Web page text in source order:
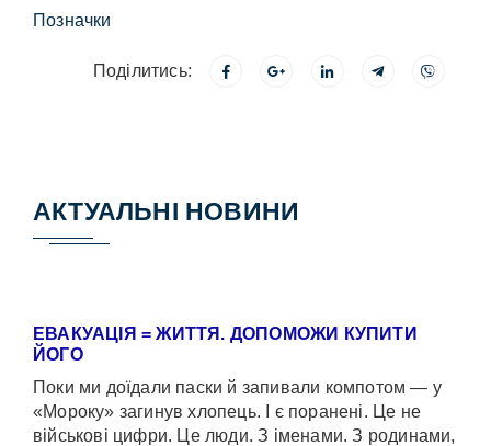
Позначки
Поділитись:
АКТУАЛЬНІ НОВИНИ
ЕВАКУАЦІЯ = ЖИТТЯ. ДОПОМОЖИ КУПИТИ
ЙОГО
Поки ми доїдали паски й запивали компотом — у
«Мороку» загинув хлопець. І є поранені. Це не
військові цифри. Це люди. З іменами. З родинами,